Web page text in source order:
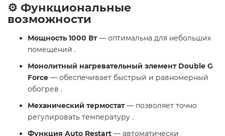
⚙️ Функциональные
возможности
Мощность 1000 Вт— оптимальна для небольших
помещений .
Монолитный нагревательный элемент Double G
Force — обеспечивает быстрый и равномерный
обогрев .
Механический термостат— позволяет точно
регулировать температуру .
Функция Auto Restart — автоматически